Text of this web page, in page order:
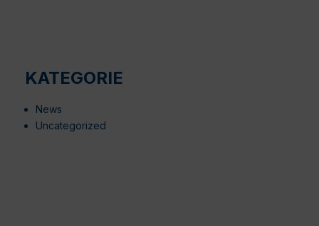
KATEGORIE
News
Uncategorized